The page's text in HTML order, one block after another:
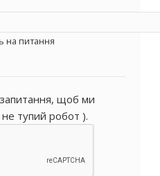
на питання
щоб ми
тупий робот ).